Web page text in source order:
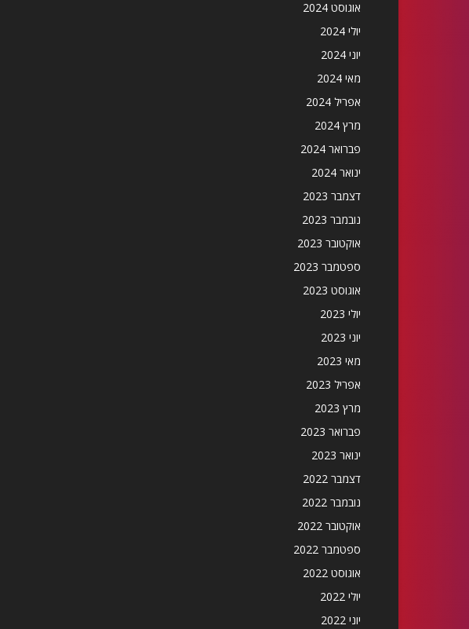
אוגוסט 2024
יולי 2024
יוני 2024
מאי 2024
אפריל 2024
מרץ 2024
פברואר 2024
ינואר 2024
דצמבר 2023
נובמבר 2023
אוקטובר 2023
ספטמבר 2023
אוגוסט 2023
יולי 2023
יוני 2023
מאי 2023
אפריל 2023
מרץ 2023
פברואר 2023
ינואר 2023
דצמבר 2022
נובמבר 2022
אוקטובר 2022
ספטמבר 2022
אוגוסט 2022
יולי 2022
יוני 2022